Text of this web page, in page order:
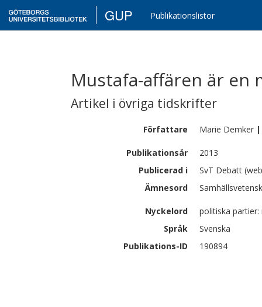
GUP Publikationslistor
Mustafa-affären är en
Artikel i övriga tidskrifter
Författare Marie Demker |
Publikationsår
2013
Publicerad i
SvT Debatt
Ämnesord
Nyckelord
politiska
Språk
Svenska
Publikations-ID
190894